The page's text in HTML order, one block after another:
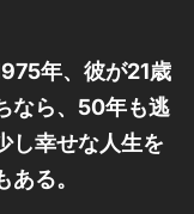
年、彼が21歳
なら、50年も逃
し幸せな人生を
る。